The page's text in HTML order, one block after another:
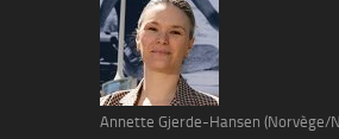
Annette Gjerde-Hansen (Norvège/